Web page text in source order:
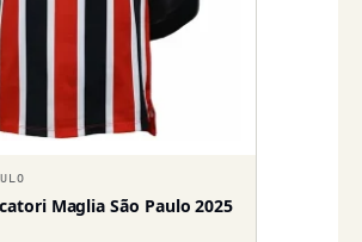
Maglia São Paulo 2025